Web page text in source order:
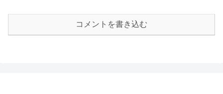
コメントを書き込む